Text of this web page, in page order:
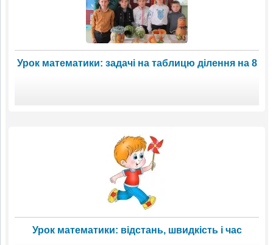
Урок математики: задачі на таблицю ділення на 8
Урок математики: відстань, швидкість і час